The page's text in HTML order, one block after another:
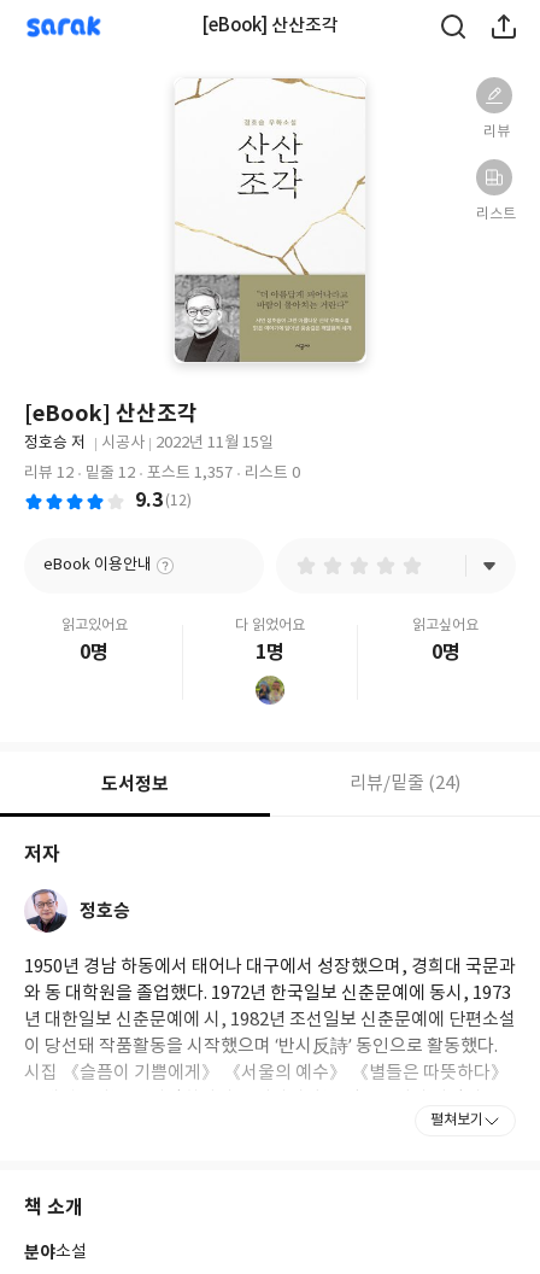
sarak [eBook] 산산조각
리뷰
리스트
[eBook] 산산조각
글
쓴
정호승 저
출
판
사
시공사
출
일
2022년 11월 15일
리뷰 12
밑줄 12 포스트 1,357 리스트 0
9.3 (12)
eBook 이용안내
읽고있어요
0명
다 읽었어요
1명
읽고싶어요
0명
도서정보 리뷰/밑줄 (24)
저자
정호승
1950년 경남 하동에서 태어나 대구에서 성장했으며, 경희대 국문과
와 동 대학원을 졸업했다. 1972년 한국일보 신춘문예에 동시, 1973
년 대한일보 신춘문예에 시, 1982년 조선일보 신춘문예에 단편소설
이 당선돼 작품활동을 시작했으며 ‘반시反詩’ 동인으로 활동했다.
시집 《슬픔이 기쁨에게》 《서울의 예수》 《별들은 따뜻하다》
다》 《눈물이 나면 기차를 타라》 이 짧은 시간 동안》 《포옹》
지 않는 갈대》 《수선화에게》 《내가 사랑하는 사람》, 동시집
Not Sent(부치지 않은 편지)》 《Though flowers fall I have
펼쳐보기
책 소개
분야소설